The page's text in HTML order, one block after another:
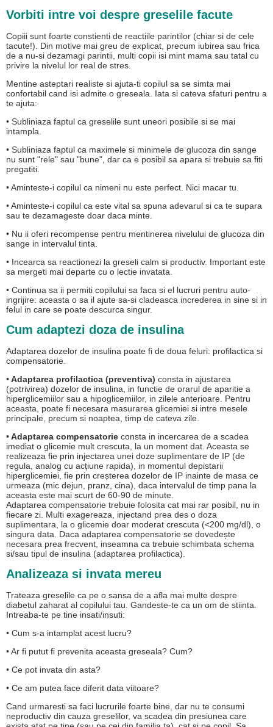
Vorbiti intre voi despre greselile facute
Copiii sunt foarte constienti de reactiile parintilor (chiar si de cele
tacute!). Din motive mai greu de explicat, precum iubirea sau frica
de a nu-si dezamagi parintii, multi copii isi mint mama sau tatal cu
privire la nivelul lor real de stres.
Mentine asteptari realiste si ajuta-ti copilul sa se simta mai
confortabil cand isi admite o greseala. Iata si cateva sfaturi pentru a
te ajuta:
• Subliniaza faptul ca greselile sunt uneori posibile si se mai
intampla.
• Subliniaza faptul ca maximele si minimele de glucoza din sange
nu sunt "rele" sau "bune", dar ca e posibil sa apara si trebuie sa fiti
pregatiti.
• Aminteste-i copilul ca nimeni nu este perfect. Nici macar tu.
• Aminteste-i copilul ca este vital sa spuna adevarul si ca te supara
sau te dezamageste doar daca minte.
• Nu ii oferi recompense pentru mentinerea nivelului de glucoza din
sange in intervalul tinta.
• Incearca sa reactionezi la greseli calm si productiv. Important este
sa mergeti mai departe cu o lectie invatata.
• Continua sa ii permiti copilului sa faca si el lucruri pentru auto-
ingrijire: aceasta o sa il ajute sa-si cladeasca increderea in sine si in
felul in care se poate descurca singur.
Cum adaptezi doza de insulina
Adaptarea dozelor de insulina poate fi de doua feluri: profilactica si
compensatorie.
• Adaptarea profilactica (preventiva) consta in ajustarea
(potrivirea) dozelor de insulina, in functie de orarul de aparitie a
hiperglicemiilor sau a hipoglicemiilor, in zilele anterioare. Pentru
aceasta, poate fi necesara masurarea glicemiei si intre mesele
principale, precum si noaptea, timp de cateva zile.
• Adaptarea compensatorie consta in incercarea de a scadea
imediat o glicemie mult crescuta, la un moment dat. Aceasta se
realizeaza fie prin injectarea unei doze suplimentare de IP (de
regula, analog cu acțiune rapida), in momentul depistarii
hiperglicemiei, fie prin creșterea dozelor de IP inainte de masa ce
urmeaza (mic dejun, pranz, cina), daca intervalul de timp pana la
aceasta este mai scurt de 60-90 de minute.
Adaptarea compensatorie trebuie folosita cat mai rar posibil, nu in
fiecare zi. Multi exagereaza, injectand prea des o doza
suplimentara, la o glicemie doar moderat crescuta (<200 mg/dl), o
singura data. Daca adaptarea compensatorie se dovedește
necesara prea frecvent, inseamna ca trebuie schimbata schema
si/sau tipul de insulina (adaptarea profilactica).
Analizeaza si invata mereu
Trateaza greselile ca pe o sansa de a afla mai multe despre
diabetul zaharat al copilului tau. Gandeste-te ca un om de stiinta.
Intreaba-te pe tine insati/insuti:
• Cum s-a intamplat acest lucru?
• Ar fi putut fi prevenita aceasta greseala? Cum?
• Ce pot invata din asta?
• Ce am putea face diferit data viitoare?
Cand urmaresti sa faci lucrurile foarte bine, dar nu te consumi
neproductiv din cauza greselilor, va scadea din presiunea care